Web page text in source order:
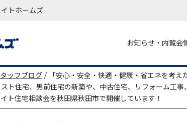
トホームズ
お知らせ・内覧会
ッフブログ /
「安心・安全・快適・健康・省エネを考
ト住宅、男前住宅の新築や、中古住宅、リフォーム工
ト住宅相談会を秋田県秋田市で開催しています！